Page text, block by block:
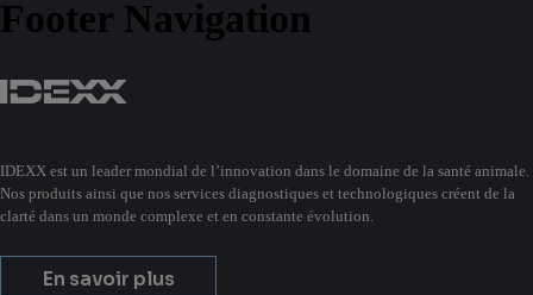
Footer Navigation
IDEXX est un leader mondial de l’innovation dans le domaine de la santé animale.
Nos produits ainsi que nos services diagnostiques et technologiques créent de la
clarté dans un monde complexe et en constante évolution.
En savoir plus